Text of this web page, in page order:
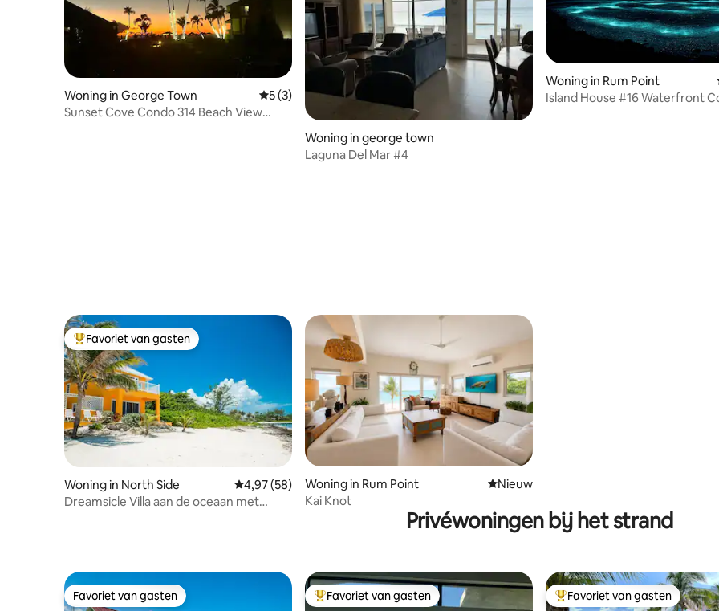
Woning in George Town Gemiddelde beoordeling van 5 uit 5, 3 recensies
5 (3)
Sunset Cove Condo 314 Beach View
Woning in george town
Laguna Del Mar #4
Woning in Rum Point
Island House #16 Waterfront
Topfavoriet van gasten
Favoriet van gasten
Woning in North Side Gemiddelde beoordeling van 4,97 uit 5, 58 recensies
4,97 (58)
Dreamsicle Villa aan de oceaan met
Woning in Rum Point Nieuwe accommodatie
Nieuw
Kai Knot
Privéwoningen bij het strand
Favoriet van gasten
Favoriet van gasten Topfavoriet van gasten
Favoriet van gasten Topfavoriet van gasten
Favoriet van gasten